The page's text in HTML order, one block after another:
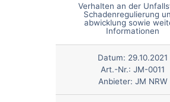
Verhalten an der
Schadenregulierung
abwicklung sowie
Informationen
Datum: 29.10.2021
Art.-Nr.: JM-0011
Anbieter: JM NRW